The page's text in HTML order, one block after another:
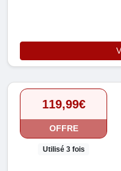
119,99€
OFFRE
Utilisé 3 fois